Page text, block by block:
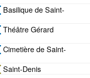
Basilique de Saint-
Théâtre Gérard
Cimetière de Saint-
Saint-Denis